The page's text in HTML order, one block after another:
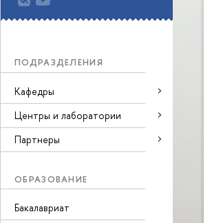
ПОДРАЗДЕЛЕНИЯ
Кафедры
Центры и лаборатории
Партнеры
ОБРАЗОВАНИЕ
Бакалавриат